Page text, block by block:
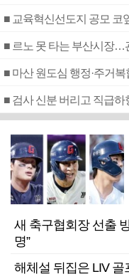
■ 교육혁신선도지 공모 코
■ 르노 못 타는 부산시장…
■ 마산 원도심 행정·주거
새 축구협회장 선출
명”
해체설 뒤집은 LIV 골